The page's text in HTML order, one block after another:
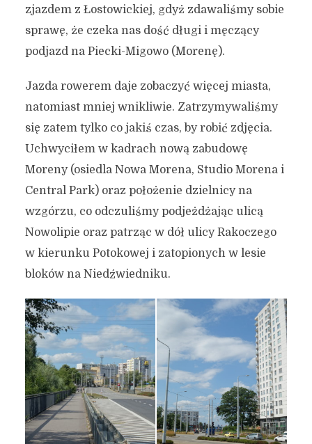
zjazdem z Łostowickiej, gdyż zdawaliśmy sobie
sprawę, że czeka nas dość długi i męczący
podjazd na Piecki-Migowo (Morenę).
Jazda rowerem daje zobaczyć więcej miasta,
natomiast mniej wnikliwie. Zatrzymywaliśmy
się zatem tylko co jakiś czas, by robić zdjęcia.
Uchwyciłem w kadrach nową zabudowę
Moreny (osiedla Nowa Morena, Studio Morena i
Central Park) oraz położenie dzielnicy na
wzgórzu, co odczuliśmy podjeżdżając ulicą
Nowolipie oraz patrząc w dół ulicy Rakoczego
w kierunku Potokowej i zatopionych w lesie
bloków na Niedźwiedniku.